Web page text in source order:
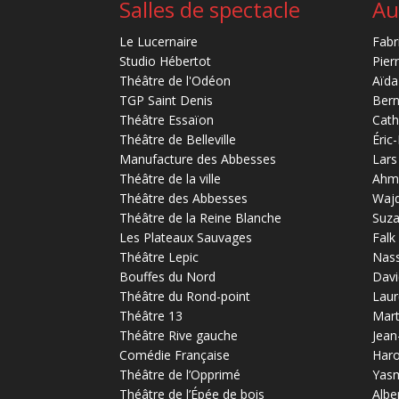
Salles de spectacle
Le Lucernaire
Studio Hébertot
Théâtre de l'Odéon
TGP Saint Denis
Théâtre Essaïon
Théâtre de Belleville
Manufacture des Abbesses
Théâtre de la ville
Théâtre des Abbesses
Théâtre de la Reine Blanche
Les Plateaux Sauvages
Théâtre Lepic
Bouffes du Nord
Théâtre du Rond-point
Théâtre 13
Théâtre Rive gauche
Comédie Française
Théâtre de l’Opprimé
Théâtre de l’Épée de bois